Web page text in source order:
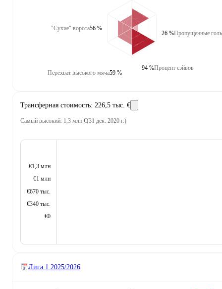
"Сухие" ворота56 %
Перехват высокого мяча59 %
Пропущенные
26 %
Процент сэйвов
94 %
Трансферная стоимость: 226,5 тыс. €
Самый высокий: 1,3 млн €(31 дек. 2020 г.)
€1,3 млн
€1 млн
€670 тыс.
€340 тыс.
€0
Лига 1 2025/2026